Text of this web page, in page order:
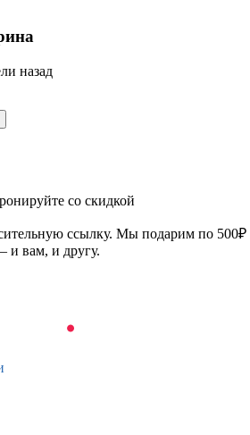
назад
со скидкой
ссылку. Мы подарим по 500₽
и вам, и другу.